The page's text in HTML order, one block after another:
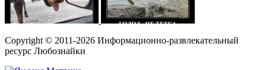
Copyright © 2011-2026 Информационно-развлекательный
ресурс Любознайки